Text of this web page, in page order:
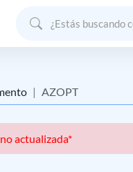
AZOPT
actualizada*